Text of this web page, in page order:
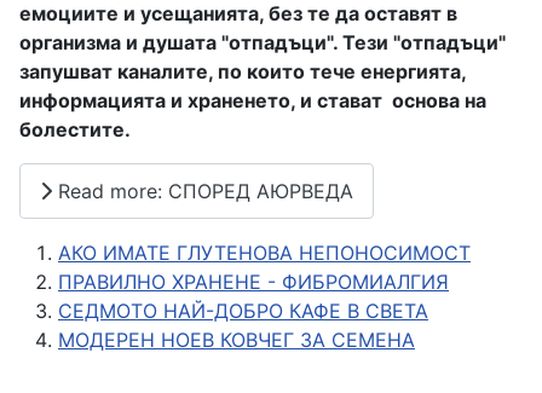
емоциите и усещанията, без те да оставят в
организма и душата "отпадъци". Тези "отпадъци"
запушват каналите, по които тече енергията,
информацията и храненето, и стават основа на
болестите.
Read more: СПОРЕД АЮРВЕДА
АКО ИМАТЕ ГЛУТЕНОВА НЕПОНОСИМОСТ
ПРАВИЛНО ХРАНЕНЕ - ФИБРОМИАЛГИЯ
СЕДМОТО НАЙ-ДОБРО КАФЕ В СВЕТА
МОДЕРЕН НОЕВ КОВЧЕГ ЗА СЕМЕНА